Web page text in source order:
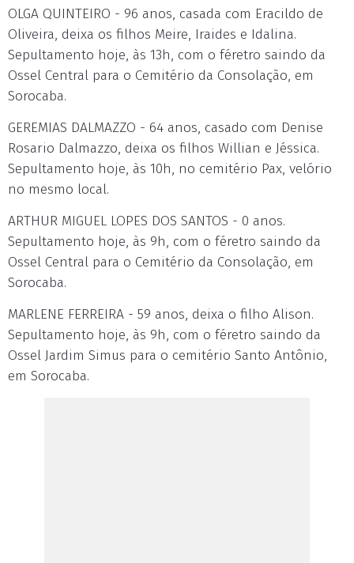
OLGA QUINTEIRO - 96 anos, casada com Eracildo de
Oliveira, deixa os filhos Meire, Iraides e Idalina.
Sepultamento hoje, às 13h, com o féretro saindo da
Ossel Central para o Cemitério da Consolação, em
Sorocaba.
GEREMIAS DALMAZZO - 64 anos, casado com Denise
Rosario Dalmazzo, deixa os filhos Willian e Jéssica.
Sepultamento hoje, às 10h, no cemitério Pax, velório
no mesmo local.
ARTHUR MIGUEL LOPES DOS SANTOS - 0 anos.
Sepultamento hoje, às 9h, com o féretro saindo da
Ossel Central para o Cemitério da Consolação, em
Sorocaba.
MARLENE FERREIRA - 59 anos, deixa o filho Alison.
Sepultamento hoje, às 9h, com o féretro saindo da
Ossel Jardim Simus para o cemitério Santo Antônio,
em Sorocaba.